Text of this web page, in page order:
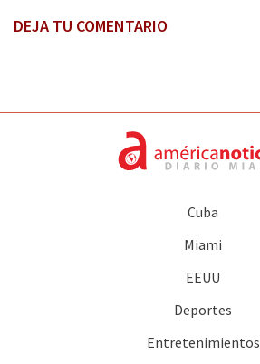
DEJA TU COMENTARIO
Cuba
Miami
EEUU
Deportes
Entretenimientos